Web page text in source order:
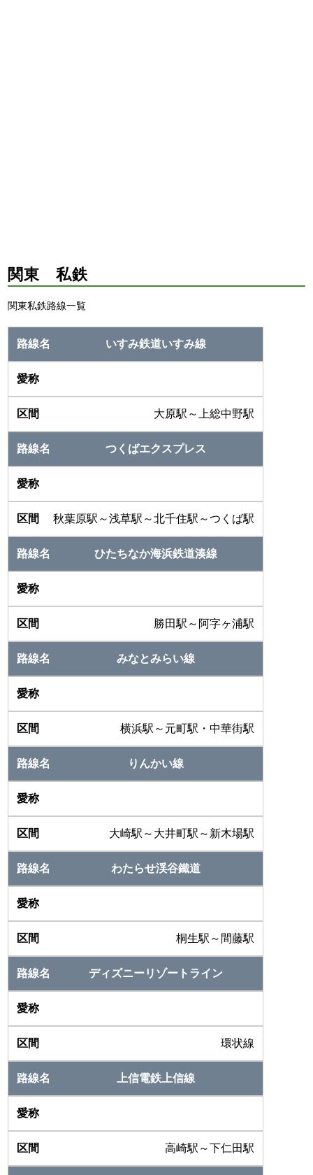
関東 私鉄
関東私鉄路線一覧
いすみ鉄道いすみ線
大原駅～上総中野駅
つくばエクスプレス
秋葉原駅～浅草駅～北千住駅～つくば駅
ひたちなか海浜鉄道湊線
勝田駅～阿字ヶ浦駅
みなとみらい線
横浜駅～元町駅・中華街駅
りんかい線
大崎駅～大井町駅～新木場駅
わたらせ渓谷鐵道
桐生駅～間藤駅
ディズニーリゾートライン
環状線
上信電鉄上信線
高崎駅～下仁田駅